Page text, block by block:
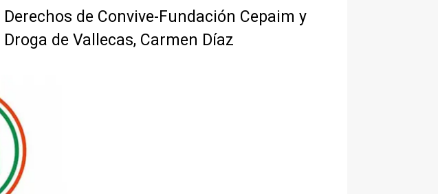
de Convive-Fundación Cepaim y
de Vallecas, Carmen Díaz